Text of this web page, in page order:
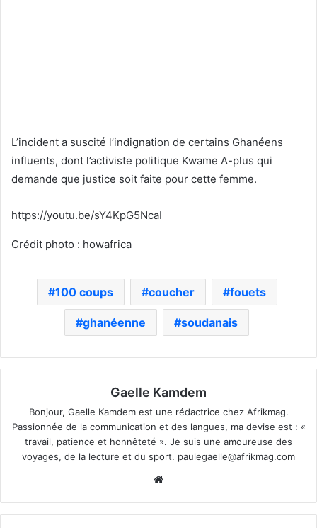
L’incident a suscité l’indignation de certains Ghanéens
influents, dont l’activiste politique Kwame A-plus qui
demande que justice soit faite pour cette femme.
https://youtu.be/sY4KpG5NcaI
Crédit photo : howafrica
100 coups coucher fouets
ghanéenne soudanais
Gaelle Kamdem
Bonjour, Gaelle Kamdem est une rédactrice chez Afrikmag.
Passionnée de la communication et des langues, ma devise est : «
travail, patience et honnêteté ». Je suis une amoureuse des
voyages, de la lecture et du sport. paulegaelle@afrikmag.com